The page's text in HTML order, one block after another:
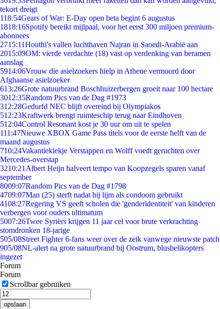
tekort dreigt
118:54Gears of War: E-Day open beta begint 6 augustus
1818:16Spotify bereikt mijlpaal, voor het eerst 300 miljoen premium-
abonnees
2715:11Houthi's vallen luchthaven Najran in Saoedi-Arabië aan
2015:09OM: vierde verdachte (18) vast op verdenking van beramen
aanslag
5914:06Vrouw die asielzoekers hielp in Athene vermoord door
Afghaanse asielzoeker
613:26Grote natuurbrand Boschhuizerbergen groeit naar 100 hectare
3012:35Random Pics van de Dag #1973
312:28Gedurfd NEC blijft overeind bij Olympiakos
512:23Kraftwerk brengt ruimteschip terug naar Eindhoven
512:04Control Resonant kost je 30 uur om uit te spelen
111:47Nieuwe XBOX Game Pass titels voor de eerste helft van de
maand augustus
710:24Vakantiekiekje Verstappen en Wolff voedt geruchten over
Mercedes-overstap
3210:21 Albert Heijn halveert tempo van Koopzegels sparen vanaf
september
8009:07Random Pics van de Dag #1798
4709:07Man (25) sterft nadat hij lijm als condoom gebruikt
4108:27Regering VS geeft scholen die 'genderidentiteit' van kinderen
verbergen voor ouders ultimatum
5007:26Twee Syriërs krijgen 11 jaar cel voor brute verkrachting
stomdronken 18-jarige
505/08Street Fighter 6-fans weer over de zeik vanwege nieuwste patch
905/08NL-alert na grote natuurbrand bij Oostrum, blushelikopters
ingezet
Forum
Forum
Scrollbar gebruiken
opslaan